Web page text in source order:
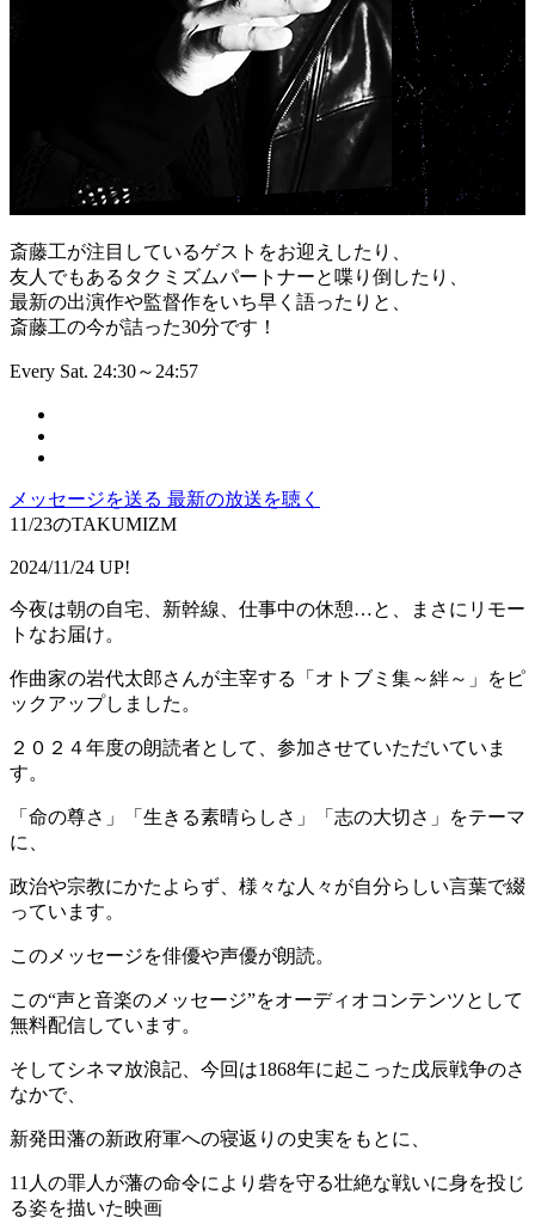
斎藤工が注目しているゲストをお迎えしたり、
友人でもあるタクミズムパートナーと喋り倒したり、
最新の出演作や監督作をいち早く語ったりと、
斎藤工の今が詰った30分です！
Every Sat. 24:30～24:57
メッセージを送る 最新の放送を聴く
11/23のTAKUMIZM
2024/11/24 UP!
今夜は朝の自宅、新幹線、仕事中の休憩…と、まさにリモー
トなお届け。
作曲家の岩代太郎さんが主宰する「オトブミ集～絆～」をピ
ックアップしました。
２０２４年度の朗読者として、参加させていただいていま
す。
「命の尊さ」「生きる素晴らしさ」「志の大切さ」をテーマ
に、
政治や宗教にかたよらず、様々な人々が自分らしい言葉で綴
っています。
このメッセージを俳優や声優が朗読。
この“声と音楽のメッセージ”をオーディオコンテンツとして
無料配信しています。
そしてシネマ放浪記、今回は1868年に起こった戊辰戦争のさ
なかで、
新発田藩の新政府軍への寝返りの史実をもとに、
11人の罪人が藩の命令により砦を守る壮絶な戦いに身を投じ
る姿を描いた映画